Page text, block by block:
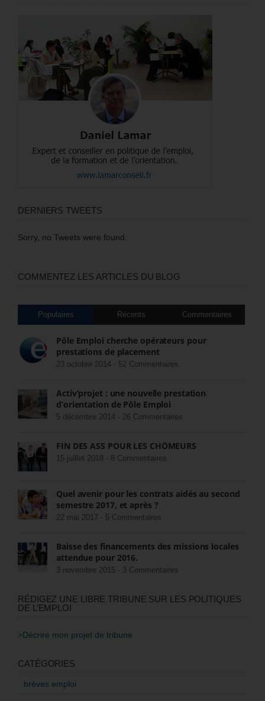
DERNIERS TWEETS
Sorry, no Tweets were found.
COMMENTEZ LES ARTICLES DU BLOG
Populaires Récents Commentaires
Pôle Emploi cherche opérateurs pour
prestations de placement
23 octobre 2014 - 52 Commentaires
Activ’projet : une nouvelle prestation
d’orientation de Pôle Emploi
5 décembre 2014 - 26 Commentaires
FIN DES ASS POUR LES CHÔMEURS
15 juillet 2018 - 8 Commentaires
Quel avenir pour les contrats aidés au second
semestre 2017, et après ?
22 mai 2017 - 5 Commentaires
Baisse des financements des missions locales
attendue pour 2016.
3 novembre 2015 - 3 Commentaires
RÉDIGEZ UNE LIBRE TRIBUNE SUR LES POLITIQUES
DE L’EMPLOI
>Décrire mon projet de tribune
CATÉGORIES
brèves emploi